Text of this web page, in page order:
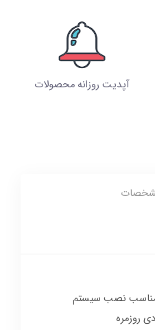
آپدیت روزانه محصولات
- مناسب نصب سیستم
روزمره